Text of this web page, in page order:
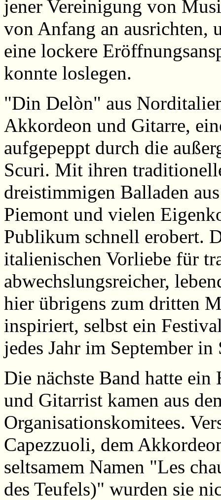
jener Vereinigung von
von Anfang an ausrichten,
eine lockere
konnte loslegen.
"Din Delòn" aus
Akkordeon und Gitarre,
aufgepeppt durch die
Scuri. Mit ihren
dreistimmigen Balladen
Piemont und vielen
Publikum schnell erobert.
italienischen Vorliebe für
abwechslungsreicher,
hier übrigens zum dritten
inspiriert, selbst ein
jedes Jahr im September
Die nächste Band hatte
und Gitarrist kamen aus
Organisationskomitees.
Capezzuoli, dem
seltsamem Namen "Les
des Teufels)" wurden sie